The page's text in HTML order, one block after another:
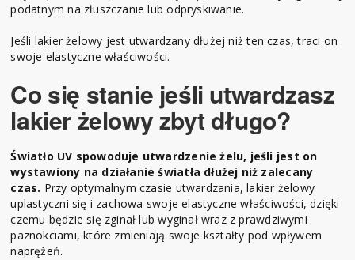
podatnym na złuszczanie lub odpryskiwanie.
Jeśli lakier żelowy jest utwardzany dłużej niż ten czas, traci on
swoje elastyczne właściwości.
Co się stanie jeśli utwardzasz
lakier żelowy zbyt długo?
Światło UV spowoduje utwardzenie żelu, jeśli jest on
wystawiony na działanie światła dłużej niż zalecany
czas. Przy optymalnym czasie utwardzania, lakier żelowy
uplastyczni się i zachowa swoje elastyczne właściwości, dzięki
czemu będzie się zginał lub wyginał wraz z prawdziwymi
paznokciami, które zmieniają swoje kształty pod wpływem
naprężeń.